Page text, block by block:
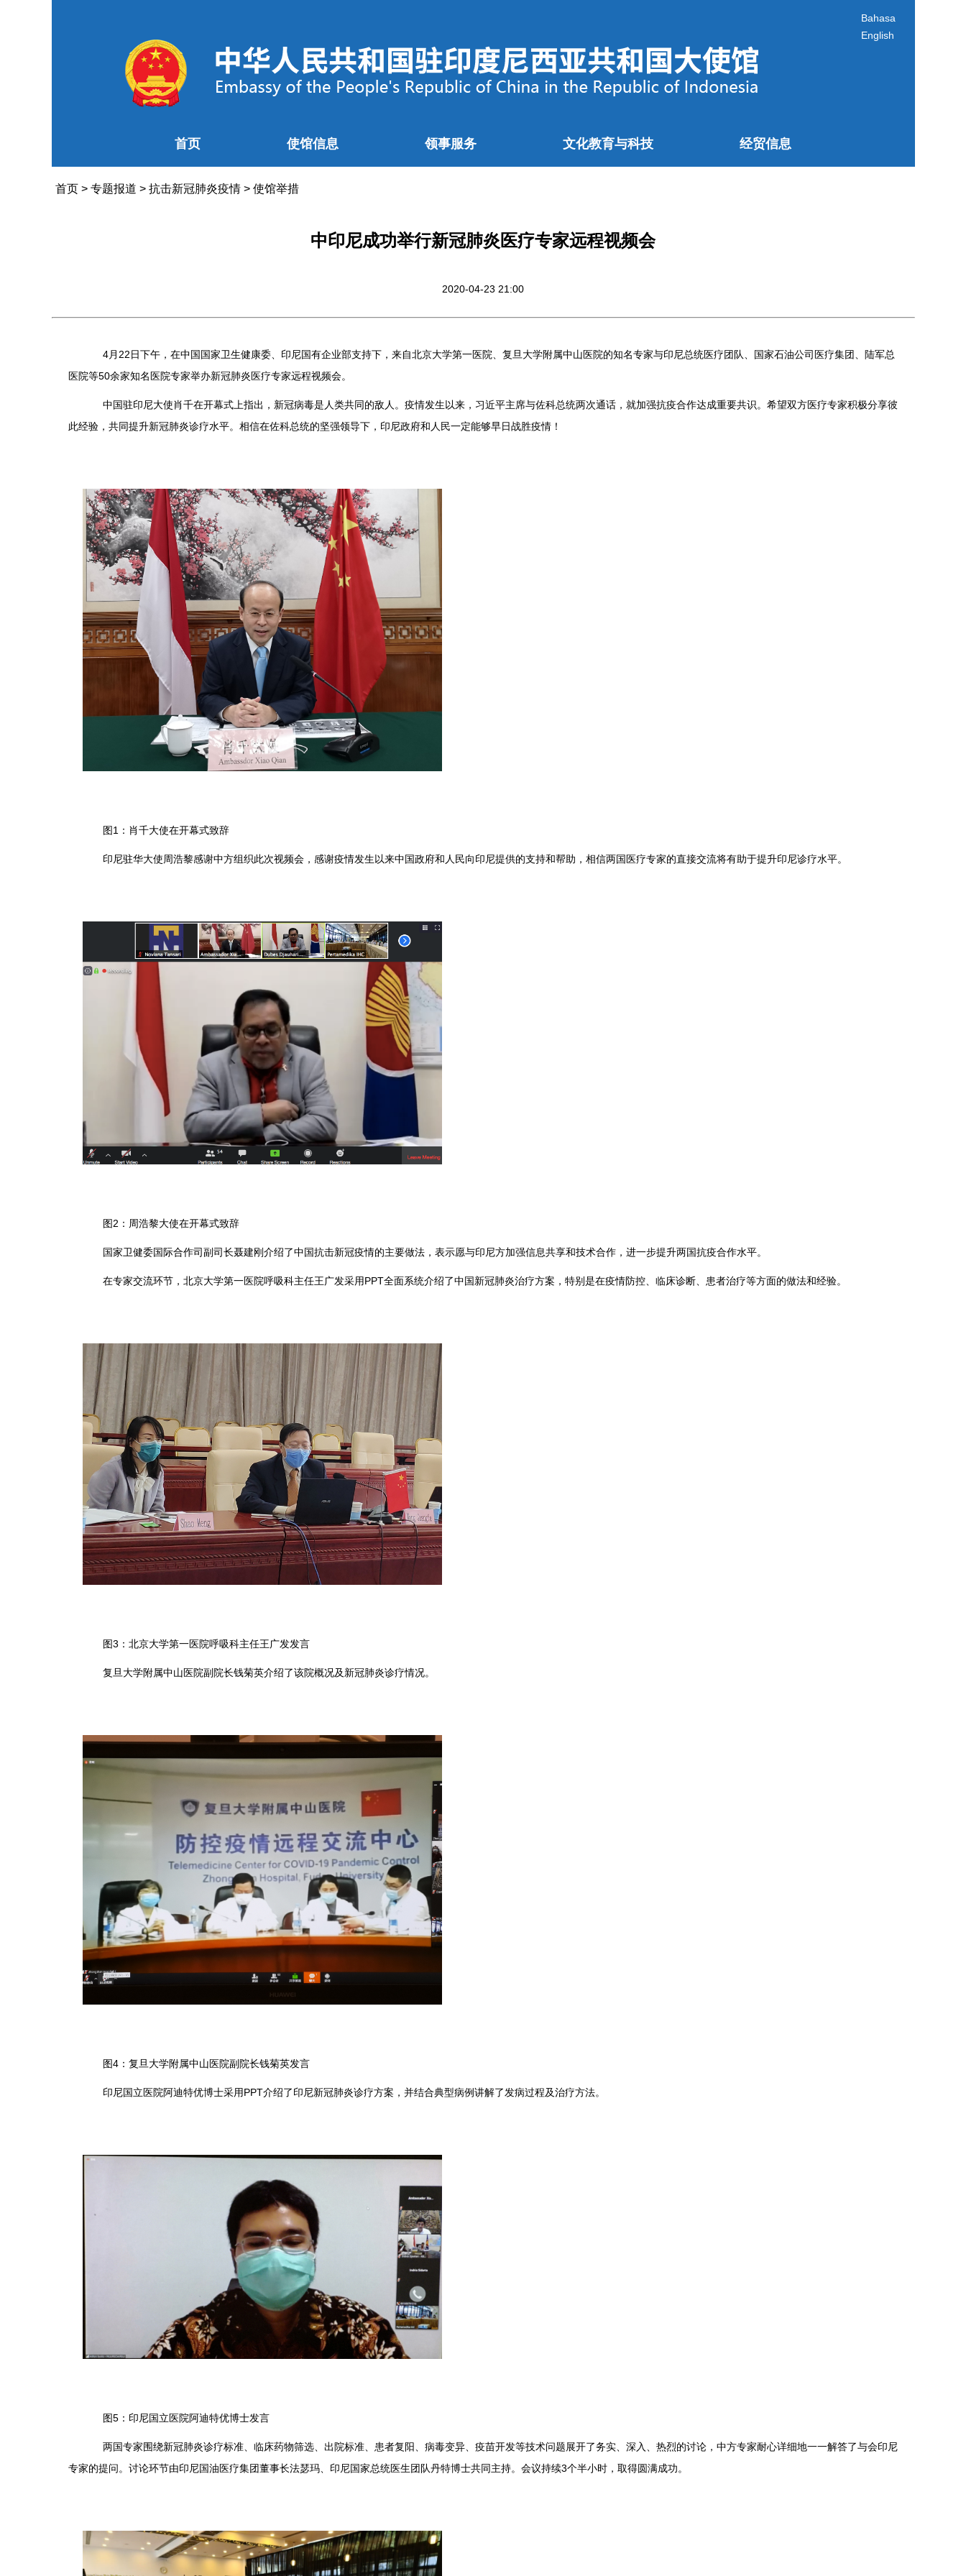
Bahasa
English
首页 使馆信息 领事服务 文化教育与科技 经贸信息
首页> 专题报道 > 抗击新冠肺炎疫情> 使馆举措
中印尼成功举行新冠肺炎医疗专家远程视频会
2020-04-23 21:00
4月22日下午，在中国国家卫生健康委、印尼国有企业部支持下，来自北京大学第一医院、复旦大学附属中山医院的知名专家与印尼总统医疗团队、国家石油公司医疗集团、陆军总
医院等50余家知名医院专家举办新冠肺炎医疗专家远程视频会。
中国驻印尼大使肖千在开幕式上指出，新冠病毒是人类共同的敌人。疫情发生以来，习近平主席与佐科总统两次通话，就加强抗疫合作达成重要共识。希望双方医疗专家积极分享彼
此经验，共同提升新冠肺炎诊疗水平。相信在佐科总统的坚强领导下，印尼政府和人民一定能够早日战胜疫情！
图1：肖千大使在开幕式致辞
印尼驻华大使周浩黎感谢中方组织此次视频会，感谢疫情发生以来中国政府和人民向印尼提供的支持和帮助，相信两国医疗专家的直接交流将有助于提升印尼诊疗水平。
图2：周浩黎大使在开幕式致辞
国家卫健委国际合作司副司长聂建刚介绍了中国抗击新冠疫情的主要做法，表示愿与印尼方加强信息共享和技术合作，进一步提升两国抗疫合作水平。
在专家交流环节，北京大学第一医院呼吸科主任王广发采用PPT全面系统介绍了中国新冠肺炎治疗方案，特别是在疫情防控、临床诊断、患者治疗等方面的做法和经验。
图3：北京大学第一医院呼吸科主任王广发发言
复旦大学附属中山医院副院长钱菊英介绍了该院概况及新冠肺炎诊疗情况。
图4：复旦大学附属中山医院副院长钱菊英发言
印尼国立医院阿迪特优博士采用PPT介绍了印尼新冠肺炎诊疗方案，并结合典型病例讲解了发病过程及治疗方法。
图5：印尼国立医院阿迪特优博士发言
两国专家围绕新冠肺炎诊疗标准、临床药物筛选、出院标准、患者复阳、病毒变异、疫苗开发等技术问题展开了务实、深入、热烈的讨论，中方专家耐心详细地一一解答了与会印尼
专家的提问。讨论环节由印尼国油医疗集团董事长法瑟玛、印尼国家总统医生团队丹特博士共同主持。会议持续3个半小时，取得圆满成功。